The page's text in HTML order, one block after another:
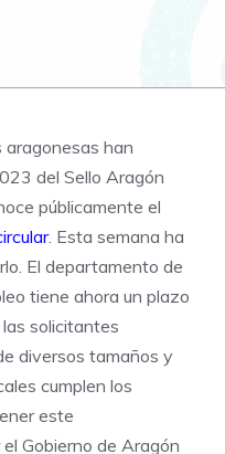
han
del Sello Aragón
públicamente el
. Esta semana ha
El departamento de
tiene ahora un plazo
solicitantes
diversos tamaños y
cumplen los
este
Gobierno de Aragón